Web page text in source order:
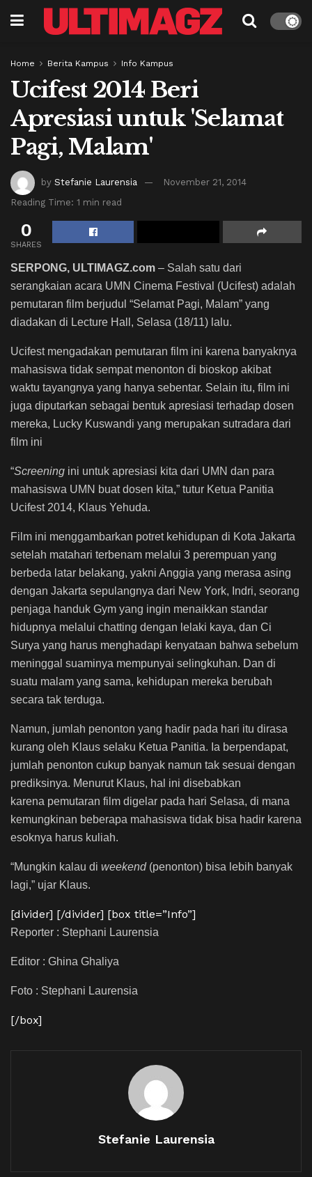
Home Berita Kampus Info Kampus
Ucifest 2014 Beri
Apresiasi untuk 'Selamat
Pagi, Malam'
by Stefanie Laurensia
November 21, 2014
Reading Time: 1 min read
0
SHARES
SERPONG, ULTIMAGZ.com – Salah satu dari
serangkaian acara UMN Cinema Festival (Ucifest) adalah
pemutaran film berjudul “Selamat Pagi, Malam” yang
diadakan di Lecture Hall, Selasa (18/11) lalu.
Ucifest mengadakan pemutaran film ini karena banyaknya
mahasiswa tidak sempat menonton di bioskop akibat
waktu tayangnya yang hanya sebentar. Selain itu, film ini
juga diputarkan sebagai bentuk apresiasi terhadap dosen
mereka, Lucky Kuswandi yang merupakan sutradara dari
film ini
“Screening ini untuk apresiasi kita dari UMN dan para
mahasiswa UMN buat dosen kita,” tutur Ketua Panitia
Ucifest 2014, Klaus Yehuda.
Film ini menggambarkan potret kehidupan di Kota Jakarta
setelah matahari terbenam melalui 3 perempuan yang
berbeda latar belakang, yakni Anggia yang merasa asing
dengan Jakarta sepulangnya dari New York, Indri, seorang
penjaga handuk Gym yang ingin menaikkan standar
hidupnya melalui chatting dengan lelaki kaya, dan Ci
Surya yang harus menghadapi kenyataan bahwa sebelum
meninggal suaminya mempunyai selingkuhan. Dan di
suatu malam yang sama, kehidupan mereka berubah
secara tak terduga.
Namun, jumlah penonton yang hadir pada hari itu dirasa
kurang oleh Klaus selaku Ketua Panitia. Ia berpendapat,
jumlah penonton cukup banyak namun tak sesuai dengan
prediksinya. Menurut Klaus, hal ini disebabkan
karena pemutaran film digelar pada hari Selasa, di mana
kemungkinan beberapa mahasiswa tidak bisa hadir karena
esoknya harus kuliah.
“Mungkin kalau di weekend(penonton) bisa lebih banyak
lagi,” ujar Klaus.
[divider] [/divider] [box title=”Info”]
Reporter : Stephani Laurensia
Editor : Ghina Ghaliya
Foto : Stephani Laurensia
[/box]
Stefanie Laurensia